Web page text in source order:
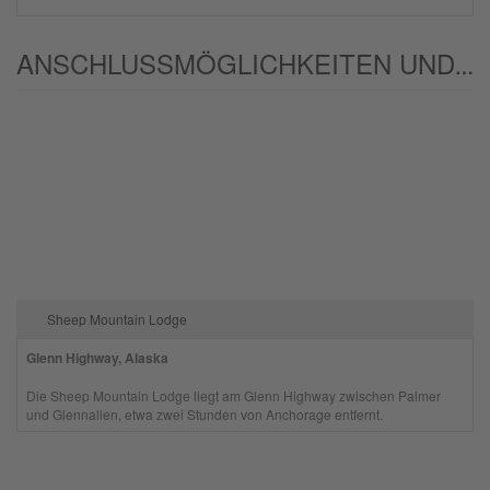
ANSCHLUSSMÖGLICHKEITEN UND/ODER ALTERNATIVEN:
Sheep Mountain Lodge
Glenn Highway, Alaska
Die Sheep Mountain Lodge liegt am Glenn Highway zwischen Palmer
und Glennallen, etwa zwei Stunden von Anchorage entfernt.